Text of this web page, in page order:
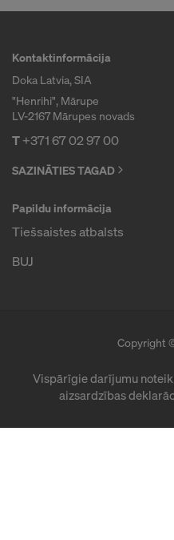
Kontaktinformācija
Doka Latvia, SIA
"Henrihi", Mārupe
LV-2167 Mārupes novads
T+371 67 02 97 00
SAZINĀTIES TAGAD
Papildu informācija
Tiešsaistes atbalsts
BUJ
Copyright
Vispārīgie darījumu
aizsardzības